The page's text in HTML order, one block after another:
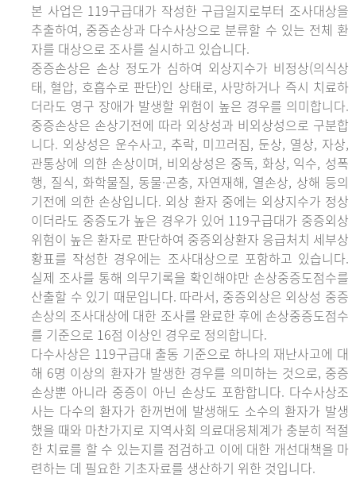
본 사업은 119구급대가 작성한 구급일지로부터 조사대상을
추출하여, 중증손상과 다수사상으로 분류할 수 있는 전체 환
자를 대상으로 조사를 실시하고 있습니다.
중증손상은 손상 정도가 심하여 외상지수가 비정상(의식상
태, 혈압, 호흡수로 판단)인 상태로, 사망하거나 즉시 치료하
더라도 영구 장애가 발생할 위험이 높은 경우를 의미합니다.
중증손상은 손상기전에 따라 외상성과 비외상성으로 구분합
니다. 외상성은 운수사고, 추락, 미끄러짐, 둔상, 열상, 자상,
관통상에 의한 손상이며, 비외상성은 중독, 화상, 익수, 성폭
행, 질식, 화학물질, 동물·곤충, 자연재해, 열손상, 상해 등의
기전에 의한 손상입니다. 외상 환자 중에는 외상지수가 정상
이더라도 중증도가 높은 경우가 있어 119구급대가 중증외상
위험이 높은 환자로 판단하여 중증외상환자 응급처치 세부상
황표를 작성한 경우에는 조사대상으로 포함하고 있습니다.
실제 조사를 통해 의무기록을 확인해야만 손상중증도점수를
산출할 수 있기 때문입니다. 따라서, 중증외상은 외상성 중증
손상의 조사대상에 대한 조사를 완료한 후에 손상중증도점수
를 기준으로 16점 이상인 경우로 정의합니다.
다수사상은 119구급대 출동 기준으로 하나의 재난사고에 대
해 6명 이상의 환자가 발생한 경우를 의미하는 것으로, 중증
손상뿐 아니라 중증이 아닌 손상도 포함합니다. 다수사상조
사는 다수의 환자가 한꺼번에 발생해도 소수의 환자가 발생
했을 때와 마찬가지로 지역사회 의료대응체계가 충분히 적절
한 치료를 할 수 있는지를 점검하고 이에 대한 개선대책을 마
련하는 데 필요한 기초자료를 생산하기 위한 것입니다.